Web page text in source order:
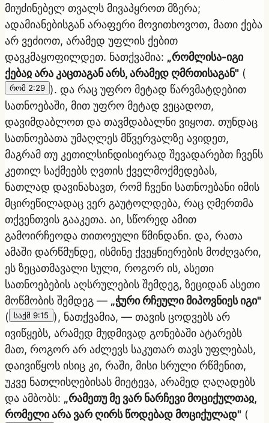
მიუძინებელ თვალს მივაპყროთ მზერა;
ადამიანებისგან არაფერი მოვითხოვოთ, მათი ქება
არ ვეძიოთ, არამედ უფლის ქებით
დავკმაყოფილდეთ. ნათქვამია: „რომლისა-იგი
ქებაჲ არა კაცთაგან არს, არამედ ღმრთისაგან" (
რომ 2:29 ). და რაც უფრო მეტად წარვმატდებით
სათნოებაში, მით უფრო მეტად ვეცადოთ,
დავიმდაბლოთ და თავმდაბალნი ვიყოთ. თუნდაც
სათნოებათა უმაღლეს მწვერვალზე ავიდეთ,
მაგრამ თუ კეთილსინდისიერად შევადარებთ ჩვენს
კეთილ საქმეებს ღვთის ქველმოქმედებას,
ნათლად დავინახავთ, რომ ჩვენი სათნოებანი იმის
მცირეწილადაც ვერ გაუტოლდება, რაც ღმერთმა
თქვენთვის გააკეთა. აი, სწორედ ამით
გამოირჩეოდა თითოეული წმინდანი. და, რათა
ამაში დარწმუნდე, ისმინე ქვეყნიერების მოძღვარი,
ეს ზეცათმავალი სული, როგორ ის, ასეთი
სათნოებების აღსრულების შემდეგ, ზეციდან ასეთი
მოწმობის შემდეგ — „ჭური რჩეული მიპოვნიეს იგი"
( საქმ 9:15 ), ნათქვამია, — თავის ცოდვებს არ
ივიწყებს, არამედ მუდმივად გონებაში ატარებს
მათ, როგორ არ აძლევს საკუთარ თავს უფლებას,
დაივიწყოს ისიც კი, რაში, მისი სრული რწმენით,
უკვე ნათლისღებისას მიეტევა, არამედ ღაღადებს
და ამბობს: „რამეთუ მე ვარ ნარჩევი მოციქულთაჲ,
რომელი არა ვარ ღირს წოდებად მოციქულად" (